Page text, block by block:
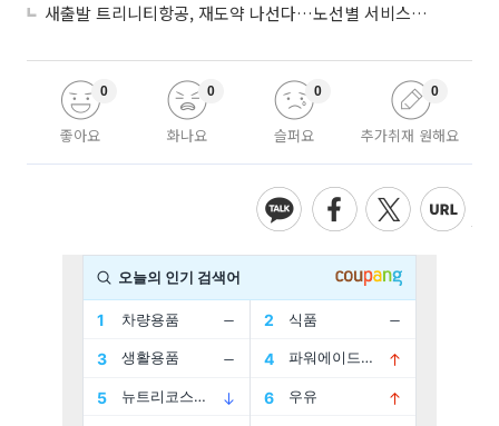
새출발 트리니티항공, 재도약 나선다…노선별 서비스 차별화
좋아요
0
화나요
0
슬퍼요
0
추가취재 원해요
0